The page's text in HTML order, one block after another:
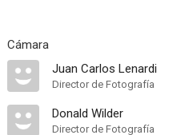
Cámara
Juan Carlos Lenardi
Director de Fotografía
Donald Wilder
Director de Fotografía